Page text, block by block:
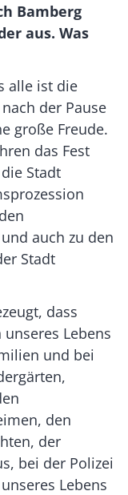
Bamberg
aus. Was
alle ist die
der Pause
große Freude.
das Fest
Stadt
auch zu den
Stadt
dass
Lebens
und bei
den
der
bei der Polizei
Lebens